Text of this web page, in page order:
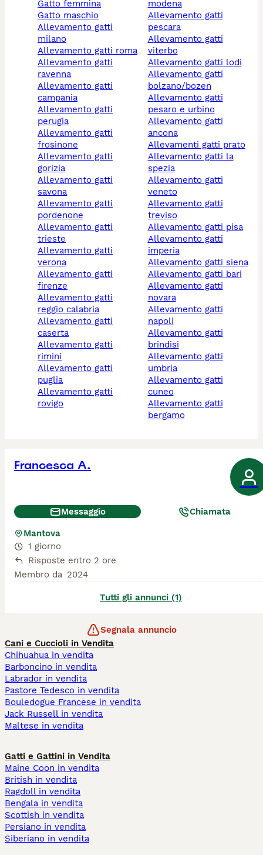
gatto femmina
gatto maschio
allevamento gatti
milano
allevamento gatti roma
allevamento gatti
ravenna
allevamento gatti
campania
allevamento gatti
perugia
allevamento gatti
frosinone
allevamento gatti
gorizia
allevamento gatti
savona
allevamento gatti
pordenone
allevamento gatti
trieste
allevamento gatti
verona
allevamento gatti
firenze
allevamento gatti
reggio calabria
allevamento gatti
caserta
allevamento gatti
rimini
allevamento gatti
puglia
allevamento gatti
rovigo
modena
allevamento gatti
pescara
allevamento gatti
viterbo
allevamento gatti lodi
allevamento gatti
bolzano/bozen
allevamento gatti
pesaro e urbino
allevamento gatti
ancona
allevamenti gatti prato
allevamento gatti la
spezia
allevamento gatti
veneto
allevamento gatti
treviso
allevamento gatti pisa
allevamento gatti
imperia
allevamento gatti siena
allevamento gatti bari
allevamento gatti
novara
allevamento gatti
napoli
allevamento gatti
brindisi
allevamento gatti
umbria
allevamento gatti
cuneo
allevamento gatti
bergamo
Francesca A.
Messaggio Chiamata
Mantova
1 giorno
Risposte entro 2 ore
Membro da 2024
Tutti gli annunci (1)
Segnala annuncio
Cani e Cuccioli in Vendita
Chihuahua in vendita
Barboncino in vendita
Labrador in vendita
Pastore Tedesco in vendita
Bouledogue Francese in vendita
Jack Russell in vendita
Maltese in vendita
Gatti e Gattini in Vendita
Maine Coon in vendita
British in vendita
Ragdoll in vendita
Bengala in vendita
Scottish in vendita
Persiano in vendita
Siberiano in vendita